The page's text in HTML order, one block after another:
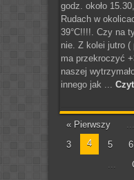
godz. około
Rudach w
39°C!!!!. Czy na
nie. Z kolei jutro (
ma przekroczyć
naszej
innego jak ...
« Pierwszy ...
3
4 5 6
...